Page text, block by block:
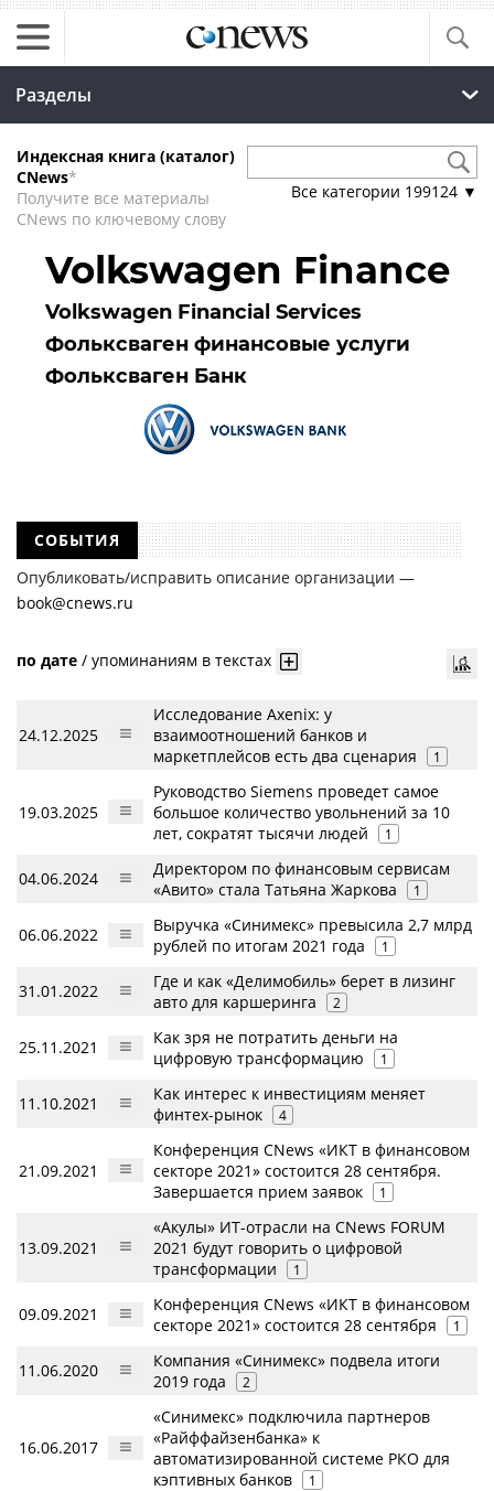
Разделы
Индексная книга (каталог)
CNews*
Получите все материалы
CNews по ключевому слову
Все категории 199124 ▼
Volkswagen Finance
Volkswagen Financial Services
Фольксваген финансовые услуги
Фольксваген Банк
СОБЫТИЯ
Опубликовать/исправить описание организации —
book@cnews.ru
по дате / упоминаниям в текстах
24.12.2025
Исследование Axenix: у
взаимоотношений банков и
маркетплейсов есть два сценария
1
19.03.2025
Руководство Siemens проведет самое
большое количество увольнений за 10
лет, сократят тысячи людей
1
04.06.2024
Директором по финансовым сервисам
«Авито» стала Татьяна Жаркова
1
06.06.2022
Выручка «Синимекс» превысила 2,7 млрд
рублей по итогам 2021 года
1
31.01.2022
Где и как «Делимобиль» берет в лизинг
авто для каршеринга
2
25.11.2021
Как зря не потратить деньги на
цифровую трансформацию
1
11.10.2021
Как интерес к инвестициям меняет
финтех-рынок
4
21.09.2021
Конференция CNews «ИКТ в финансовом
секторе 2021» состоится 28 сентября.
Завершается прием заявок
1
13.09.2021
«Акулы» ИТ-отрасли на CNews FORUM
2021 будут говорить о цифровой
трансформации
1
09.09.2021
Конференция CNews «ИКТ в финансовом
секторе 2021» состоится 28 сентября
1
11.06.2020
Компания «Синимекс» подвела итоги
2019 года
2
16.06.2017
«Синимекс» подключила партнеров
«Райффайзенбанка» к
автоматизированной системе РКО для
кэптивных банков
1